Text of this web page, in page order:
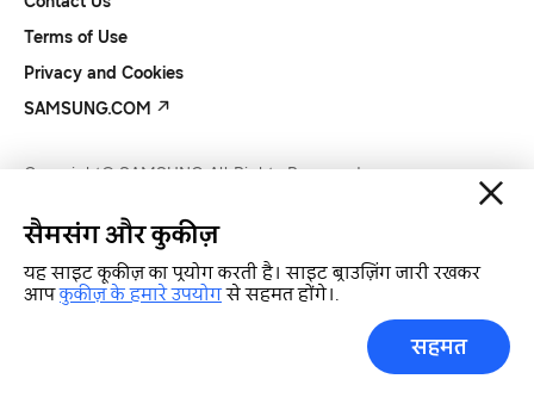
Terms of Use
Privacy and Cookies
SAMSUNG.COM
Copyright© SAMSUNG All Rights Reserved.
सैमसंग और कुकीज़
यह साइट कूकीज़ का प्रयोग करती है। साइट ब्राउज़िंग जारी रखकर
आपकुकीज़ के हमारे उपयोगसे सहमत होंगे।.
सहमत